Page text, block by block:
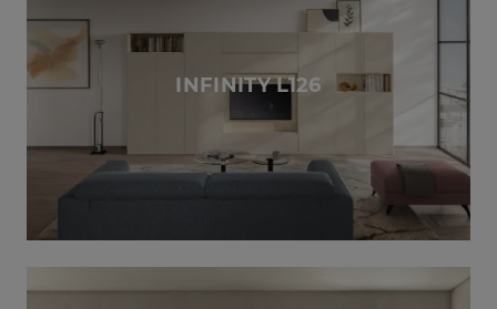
INFINITY L126